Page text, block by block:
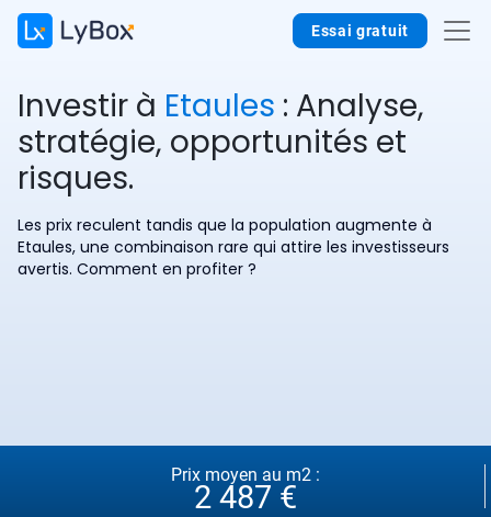
Essai gratuit
Investir à Etaules : Analyse,
stratégie, opportunités et
risques.
Les prix reculent tandis que la population augmente à
Etaules, une combinaison rare qui attire les investisseurs
avertis. Comment en profiter ?
Prix moyen au m2 :
2 487 €